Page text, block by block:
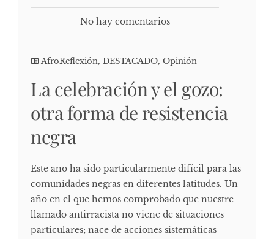
No hay comentarios
AfroReflexión, DESTACADO, Opinión
La celebración y el gozo:
otra forma de resistencia
negra
Este año ha sido particularmente difícil para las
comunidades negras en diferentes latitudes. Un
año en el que hemos comprobado que nuestre
llamado antirracista no viene de situaciones
particulares; nace de acciones sistemáticas